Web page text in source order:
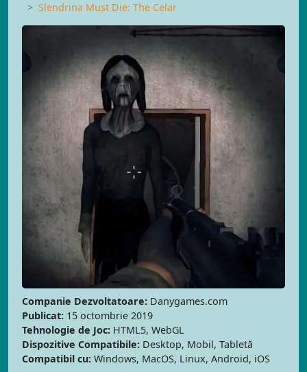
Slendrina Must Die: The Celar
Companie Dezvoltatoare: Danygames.com
Publicat: 15 octombrie 2019
Tehnologie de Joc: HTML5, WebGL
Dispozitive Compatibile: Desktop, Mobil, Tabletă
Compatibil cu: Windows, MacOS, Linux, Android, iOS